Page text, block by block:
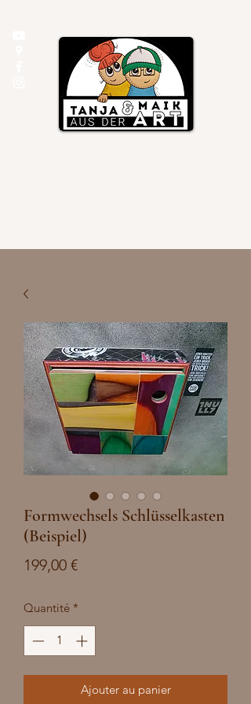
Formwechsels Schlüsselkasten
(Beispiel)
199,00 €Prix
Quantité *
Ajouter au panier